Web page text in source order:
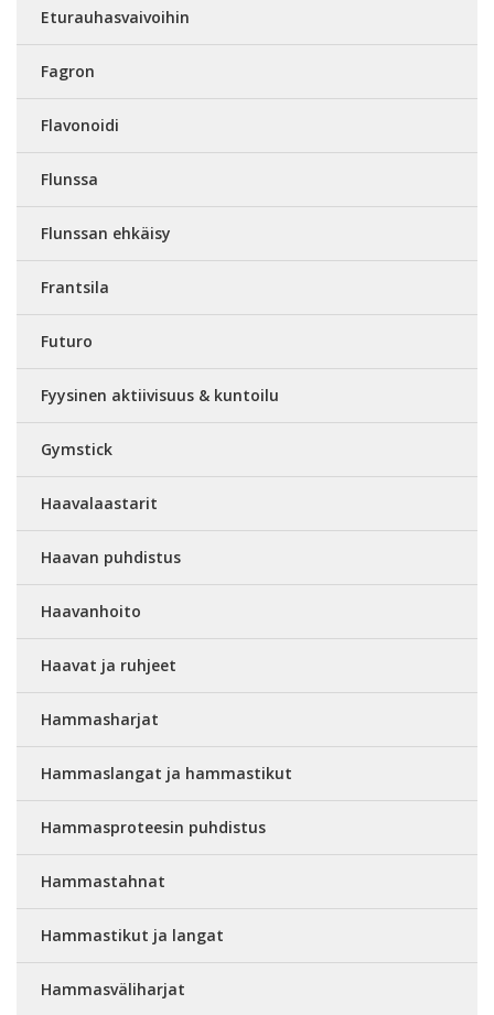
Eturauhasvaivoihin
Fagron
Flavonoidi
Flunssa
Flunssan ehkäisy
Frantsila
Futuro
Fyysinen aktiivisuus & kuntoilu
Gymstick
Haavalaastarit
Haavan puhdistus
Haavanhoito
Haavat ja ruhjeet
Hammasharjat
Hammaslangat ja hammastikut
Hammasproteesin puhdistus
Hammastahnat
Hammastikut ja langat
Hammasväliharjat